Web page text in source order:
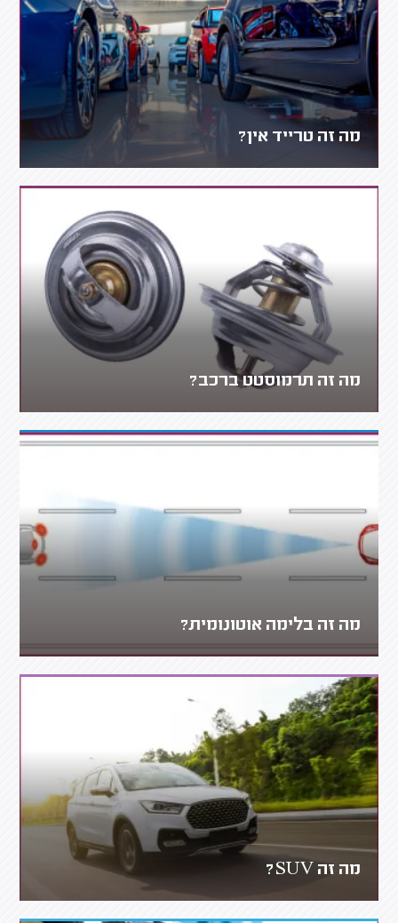
מה זה טרייד אין?
מה זה תרמוסטט ברכב?
מה זה בלימה אוטונומית?
מה זה SUV?